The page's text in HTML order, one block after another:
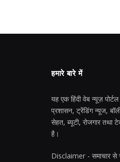
हमारे बारे में
यह एक हिंदी वेब न्यूज़
प्रशासन, ट्रेंडिंग न्यूज,
सेहत, ब्यूटी, रोजगार तथा
है।
Disclaimer - समाचार से